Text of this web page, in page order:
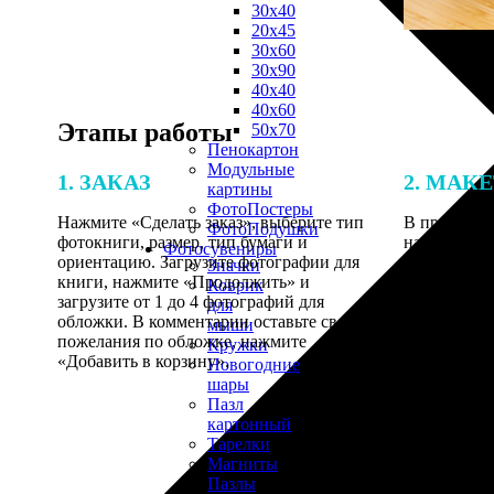
30х40
20х45
30х60
30х90
40х40
40х60
50х70
Пенокартон
Модульные
картины
ФотоПостеры
ФотоПодушки
Фотоcувениры
Значки
Коврик
для
мыши
Кружки
Новогодние
шары
Пазл
картонный
Тарелки
Магниты
Пазлы
Этапы работы
1. ЗАКАЗ
Нажмите «Сделать заказ», выберите тип
фотокниги, размер, тип бумаги и
ориентацию. Загрузите фотографии для
книги, нажмите «Продолжить» и
загрузите от 1 до 4 фотографий для
обложки. В комментарии оставьте свои
пожелания по обложке, нажмите
«Добавить в корзину».
2.
В процессе
наши